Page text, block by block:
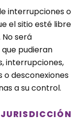
interrupciones o
el sitio esté libre
será
pudieran
interrupciones,
desconexiones
a su control.